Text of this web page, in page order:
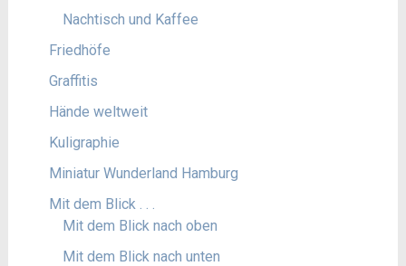
Nachtisch und Kaffee
Friedhöfe
Graffitis
Hände weltweit
Kuligraphie
Miniatur Wunderland Hamburg
Mit dem Blick . . .
Mit dem Blick nach oben
Mit dem Blick nach unten